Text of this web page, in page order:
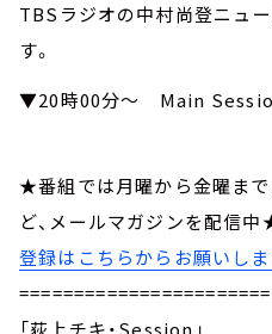
TBSラジオの中村尚登ニュ
す。
▼20時00分～ Main
★番組では月曜から金曜まで
ど、メールマガジン
登録はこちらからお願いし
「荻上チキ・Session